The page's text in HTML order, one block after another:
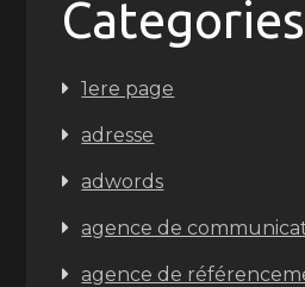
Categories
1ere page
adresse
adwords
agence de
agence de